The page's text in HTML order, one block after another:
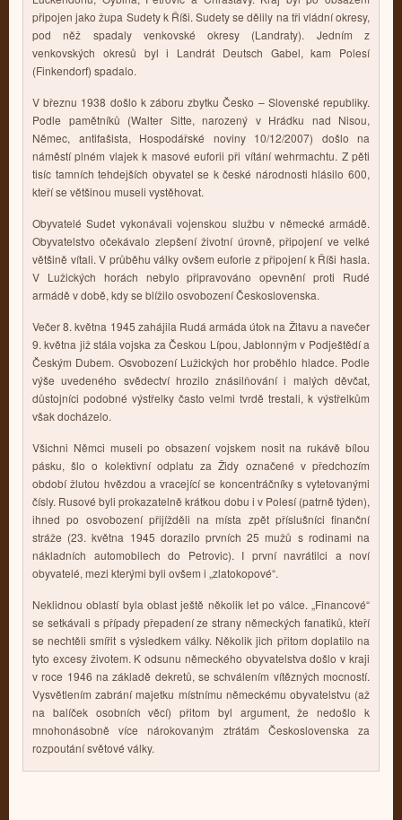
připojen jako župa Sudety k Říši. Sudety se dělily na tři vládní okresy,
pod něž spadaly venkovské okresy (Landraty). Jedním z
venkovských okresů byl i Landrát Deutsch Gabel, kam Polesí
(Finkendorf) spadalo.
V březnu 1938 došlo k záboru zbytku Česko – Slovenské republiky.
Podle pamětníků (Walter Sitte, narozený v Hrádku nad Nisou,
Němec, antifašista, Hospodářské noviny 10/12/2007) došlo na
náměstí plném vlajek k masové euforii při vítání wehrmachtu. Z pěti
tisíc tamních tehdejších obyvatel se k české národnosti hlásilo 600,
kteří se většinou museli vystěhovat.
Obyvatelé Sudet vykonávali vojenskou službu v německé armádě.
Obyvatelstvo očekávalo zlepšení životní úrovně, připojení ve velké
většině vítali. V průběhu války ovšem euforie z připojení k Říši hasla.
V Lužických horách nebylo připravováno opevnění proti Rudé
armádě v době, kdy se blížilo osvobození Československa.
Večer 8. května 1945 zahájila Rudá armáda útok na Žitavu a navečer
9. května již stála vojska za Českou Lípou, Jablonným v Podještědí a
Českým Dubem. Osvobození Lužických hor proběhlo hladce. Podle
výše uvedeného svědectví hrozilo znásilňování i malých děvčat,
důstojníci podobné výstřelky často velmi tvrdě trestali, k výstřelkům
však docházelo.
Všichni Němci museli po obsazení vojskem nosit na rukávě bílou
pásku, šlo o kolektivní odplatu za Židy označené v předchozím
období žlutou hvězdou a vracející se koncentráčníky s vytetovanými
čísly. Rusové byli prokazatelně krátkou dobu i v Polesí (patrně týden),
ihned po osvobození přijížděli na místa zpět příslušníci finanční
stráže (23. května 1945 dorazilo prvních 25 mužů s rodinami na
nákladních automobilech do Petrovic). I první navrátilci a noví
obyvatelé, mezi kterými byli ovšem i „zlatokopové“.
Neklidnou oblastí byla oblast ještě několik let po válce. „Financové“
se setkávali s případy přepadení ze strany německých fanatiků, kteří
se nechtěli smířit s výsledkem války. Několik jich přitom doplatilo na
tyto excesy životem. K odsunu německého obyvatelstva došlo v kraji
v roce 1946 na základě dekretů, se schválením vítězných mocností.
Vysvětlením zabrání majetku místnímu německému obyvatelstvu (až
na balíček osobních věcí) přitom byl argument, že nedošlo k
mnohonásobně více nárokovaným ztrátám Československa za
rozpoutání světové války.